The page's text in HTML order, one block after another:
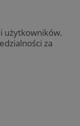
użytkowników.
za